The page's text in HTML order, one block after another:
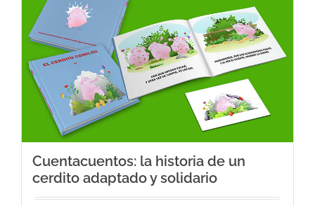
Cuentacuentos: la historia de un
cerdito adaptado y solidario